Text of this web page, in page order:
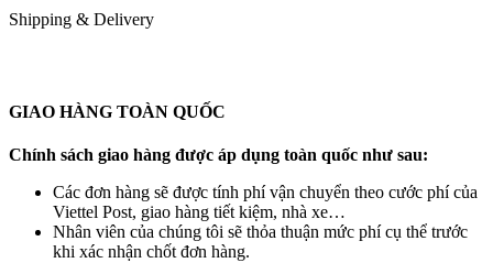
Shipping & Delivery
GIAO HÀNG TOÀN QUỐC
Chính sách giao hàng được áp dụng toàn quốc như sau:
Các đơn hàng sẽ được tính phí vận chuyển theo cước phí của
Viettel Post, giao hàng tiết kiệm, nhà xe…
Nhân viên của chúng tôi sẽ thỏa thuận mức phí cụ thể trước
khi xác nhận chốt đơn hàng.